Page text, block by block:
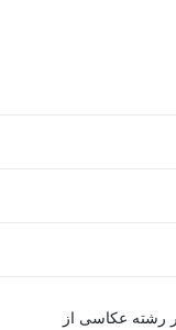
رشته عکاسی از